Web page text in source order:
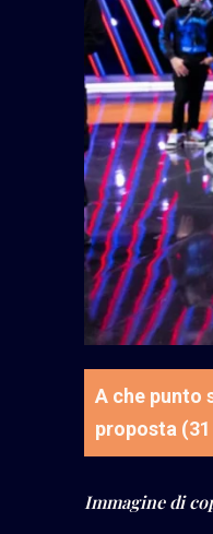
A che punto
proposta
Immagine di